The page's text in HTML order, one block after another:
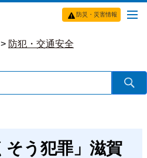
防災・災害情報
> 防犯・交通安全
そう犯罪」滋賀